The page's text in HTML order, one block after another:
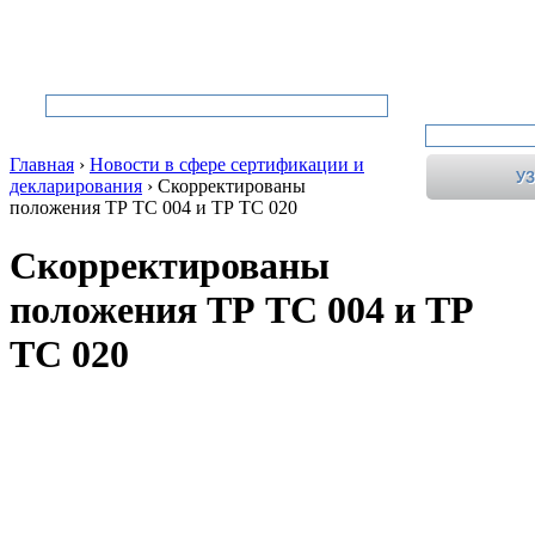
Главная › Новости в сфере сертификации и
декларирования › Скорректированы
положения ТР ТС 004 и ТР ТС 020
Скорректированы
положения ТР ТС 004 и ТР
ТС 020